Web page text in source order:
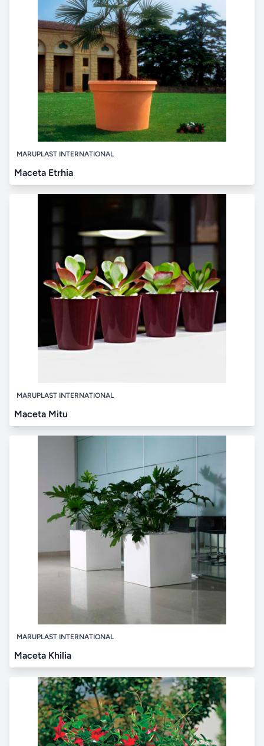
MARUPLAST INTERNATIONAL
Maceta Etrhia
MARUPLAST INTERNATIONAL
Maceta Mitu
MARUPLAST INTERNATIONAL
Maceta Khilia